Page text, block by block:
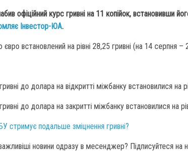
офіційний курс гривні на 11 копійок, встановивши
Інвестор-ЮА.
євро встановлений на рівні 28,25 гривні (на 14 серпня –
до долара на відкритті міжбанку встановилися на
до долара на закритті міжбанку встановилися на
стримує подальше зміцнення гривні?
новини одразу в месенджер? Підписуйтеся на